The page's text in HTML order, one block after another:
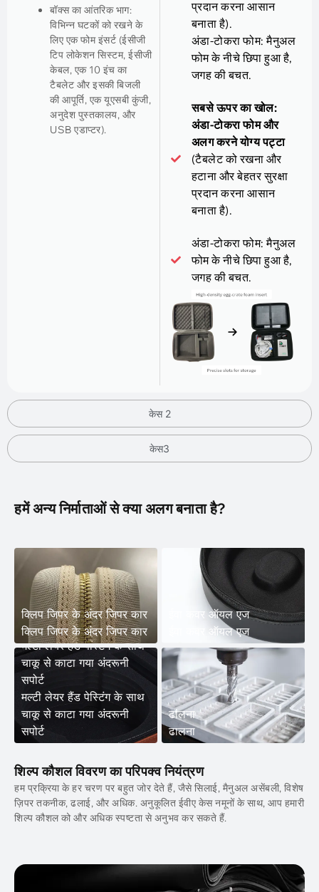
केस 2
केस3
बॉक्स का आंतरिक भाग:
विभिन्न घटकों को रखने के
लिए एक फोम इंसर्ट (ईसीजी
टिप लोकेशन सिस्टम, ईसीजी
केबल, एक 10 इंच का
टैबलेट और इसकी बिजली
की आपूर्ति, एक यूएसबी कुंजी,
अनुदेश पुस्तकालय, और
USB एडाप्टर).
प्रदान करना आसान
बनाता है).
अंडा-टोकरा फोम: मैनुअल
फोम के नीचे छिपा हुआ है,
जगह की बचत.
सबसे ऊपर का खोल:
अंडा-टोकरा फोम और
अलग करने योग्य पट्टा
(टैबलेट को रखना और
हटाना और बेहतर सुरक्षा
प्रदान करना आसान
बनाता है).
अंडा-टोकरा फोम: मैनुअल
फोम के नीचे छिपा हुआ है,
जगह की बचत.
हमें अन्य निर्माताओं से क्या अलग बनाता है?
क्लिप जिपर के अंदर जिपर कार
क्लिप जिपर के अंदर जिपर कार
ईवा कवर ऑयल एज
ईवा कवर ऑयल एज
मल्टी लेयर हैंड पेस्टिंग के साथ
चाकू से काटा गया अंदरूनी
सपोर्ट
मल्टी लेयर हैंड पेस्टिंग के साथ
चाकू से काटा गया अंदरूनी
सपोर्ट
ढालना
ढालना
शिल्प कौशल विवरण का परिपक्व नियंत्रण
हम प्रक्रिया के हर चरण पर बहुत जोर देते हैं, जैसे सिलाई, मैनुअल असेंबली, विशेष
ज़िपर तकनीक, ढलाई, और अधिक. अनुकूलित ईवीए केस नमूनों के साथ, आप हमारी
शिल्प कौशल को और अधिक स्पष्टता से अनुभव कर सकते हैं.